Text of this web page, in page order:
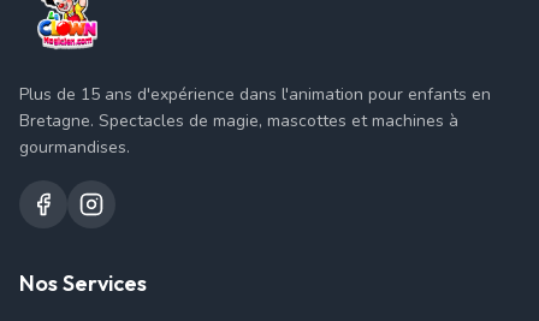
Plus de 15 ans d'expérience dans l'animation pour enfants en
Bretagne. Spectacles de magie, mascottes et machines à
gourmandises.
Nos Services